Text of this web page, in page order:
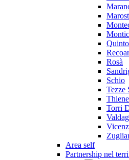
Rosà
Schio
Tezze
Thiene
Torri
Area self
Partnership nel